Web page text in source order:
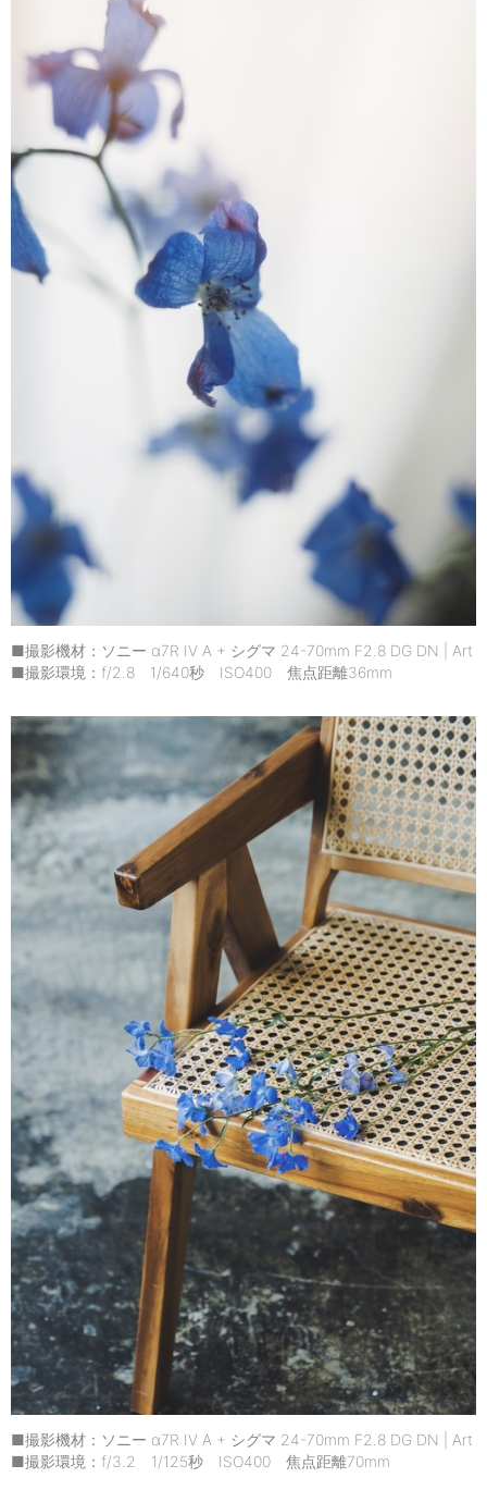
■撮影機材：ソニー α7R IV A + シグマ 24-70mm F2.8 DG DN | Art
■撮影環境：f/2.8 1/640秒 ISO400 焦点距離36mm
■撮影機材：ソニー α7R IV A + シグマ 24-70mm F2.8 DG DN | Art
■撮影環境：f/3.2 1/125秒 ISO400 焦点距離70mm